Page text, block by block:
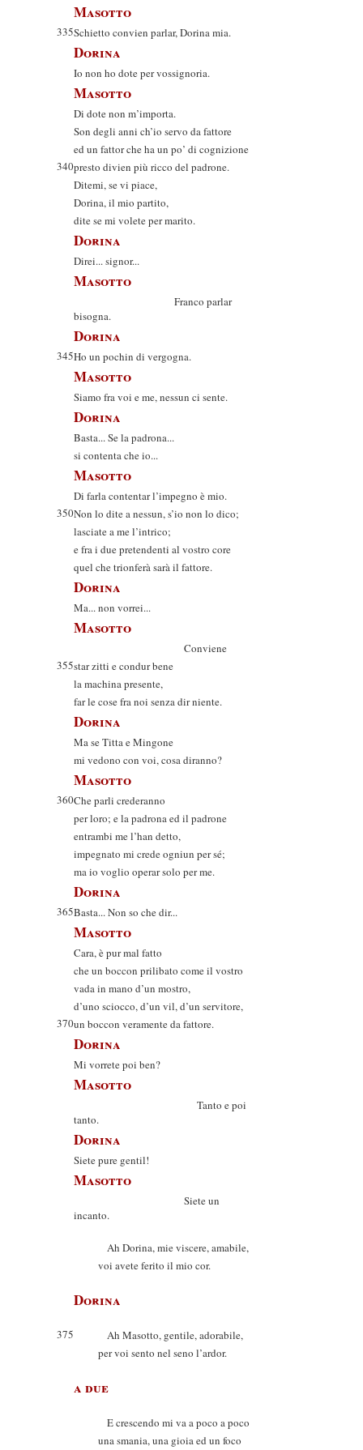
Masotto
335Schietto convien parlar, Dorina mia.
Dorina
Io non ho dote per vossignoria.
Masotto
Di dote non m’importa.
Son degli anni ch’io servo da fattore
ed un fattor che ha un po’ di cognizione
340presto divien più ricco del padrone.
Ditemi, se vi piace,
Dorina, il mio partito,
dite se mi volete per marito.
Dorina
Direi... signor...
Masotto
Franco parlar
bisogna.
Dorina
345Ho un pochin di vergogna.
Masotto
Siamo fra voi e me, nessun ci sente.
Dorina
Basta... Se la padrona...
si contenta che io...
Masotto
Di farla contentar l’impegno è mio.
350Non lo dite a nessun, s’io non lo dico;
lasciate a me l’intrico;
e fra i due pretendenti al vostro core
quel che trionferà sarà il fattore.
Dorina
Ma... non vorrei...
Masotto
Conviene
355star zitti e condur bene
la machina presente,
far le cose fra noi senza dir niente.
Dorina
Ma se Titta e Mingone
mi vedono con voi, cosa diranno?
Masotto
360Che parli crederanno
per loro; e la padrona ed il padrone
entrambi me l’han detto,
impegnato mi crede ogniun per sé;
ma io voglio operar solo per me.
Dorina
365Basta... Non so che dir...
Masotto
Cara, è pur mal fatto
che un boccon prilibato come il vostro
vada in mano d’un mostro,
d’uno sciocco, d’un vil, d’un servitore,
370un boccon veramente da fattore.
Dorina
Mi vorrete poi ben?
Masotto
Tanto e poi
tanto.
Dorina
Siete pure gentil!
Masotto
Siete un
incanto.
Ah Dorina, mie viscere, amabile,
voi avete ferito il mio cor.
Dorina
375
Ah Masotto, gentile, adorabile,
per voi sento nel seno l’ardor.
a due
E crescendo mi va a poco a poco
una smania, una gioia ed un foco